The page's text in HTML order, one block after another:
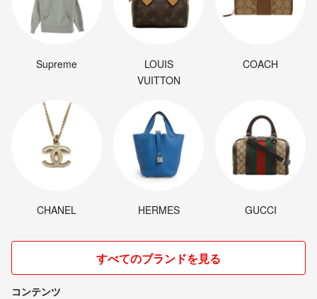
Supreme
LOUIS
VUITTON
COACH
CHANEL HERMES GUCCI
すべてのブランドを見る
コンテンツ